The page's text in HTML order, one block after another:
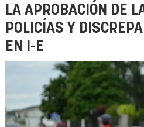
LA APROBACIÓN DE
POLICÍAS Y
EN I-E